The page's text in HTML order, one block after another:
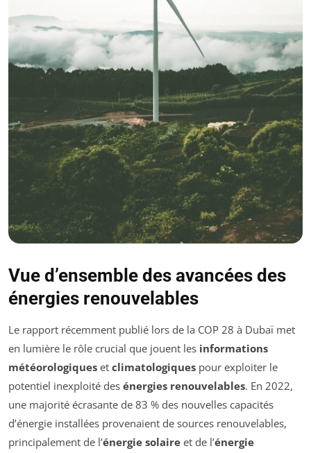
Vue d’ensemble des avancées des
énergies renouvelables
Le rapport récemment publié lors de la COP 28 à Dubaï met
en lumière le rôle crucial que jouent les informations
météorologiques et climatologiques pour exploiter le
potentiel inexploité des énergies renouvelables. En 2022,
une majorité écrasante de 83 % des nouvelles capacités
d’énergie installées provenaient de sources renouvelables,
principalement de l’énergie solaire et de l’énergie